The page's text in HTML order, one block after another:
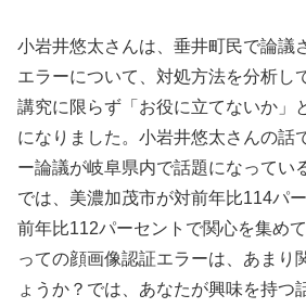
小岩井悠太さんは、垂井町民で論議
エラーについて、対処方法を分析し
講究に限らず「お役に立てないか」
になりました。小岩井悠太さんの話
ー論議が岐阜県内で話題になってい
では、美濃加茂市が対前年比114パ
前年比112パーセントで関心を集め
っての顔画像認証エラーは、あまり
ょうか？では、あなたが興味を持つ